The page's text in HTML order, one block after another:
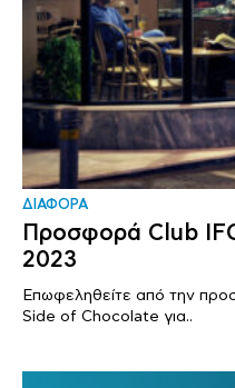
ΔΙΑΦΟΡΑ
Προσφορά Club
2023
Επωφεληθείτε από την
Side of Chocolate για..